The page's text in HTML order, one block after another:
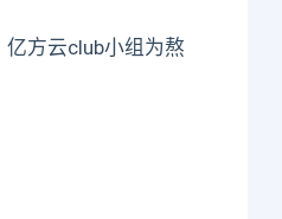
方云club小组为熬